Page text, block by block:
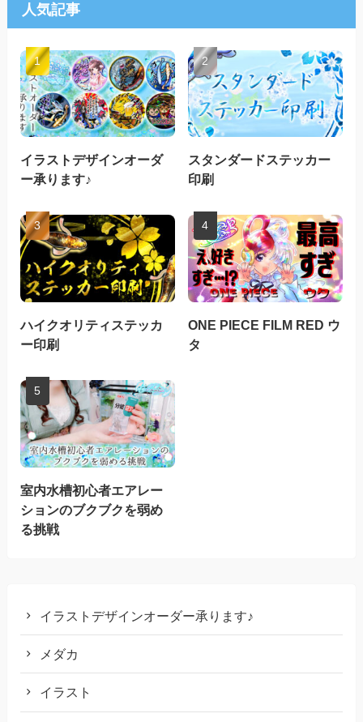
人気記事
イラストデザインオーダ
ー承ります♪
スタンダードステッカー
印刷
ハイクオリティステッカ
ー印刷
ONE PIECE FILM RED ウ
タ
室内水槽初心者エアレー
ションのブクブクを弱め
る挑戦
イラストデザインオーダー承ります♪
メダカ
イラスト